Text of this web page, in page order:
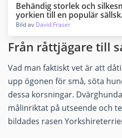
Behändig storlek och
yorkien till en populär
Bild av David Fraser
Från råttjägare till
Vad man faktiskt vet är att
upp ögonen för små, söta
dessa korsningar.
målinriktat på utseende och
bildades rasen